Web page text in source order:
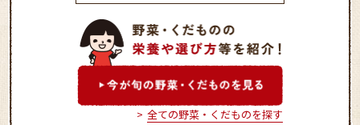
ＪＡグリーン わかばの里
全ての野菜・くだものを探す